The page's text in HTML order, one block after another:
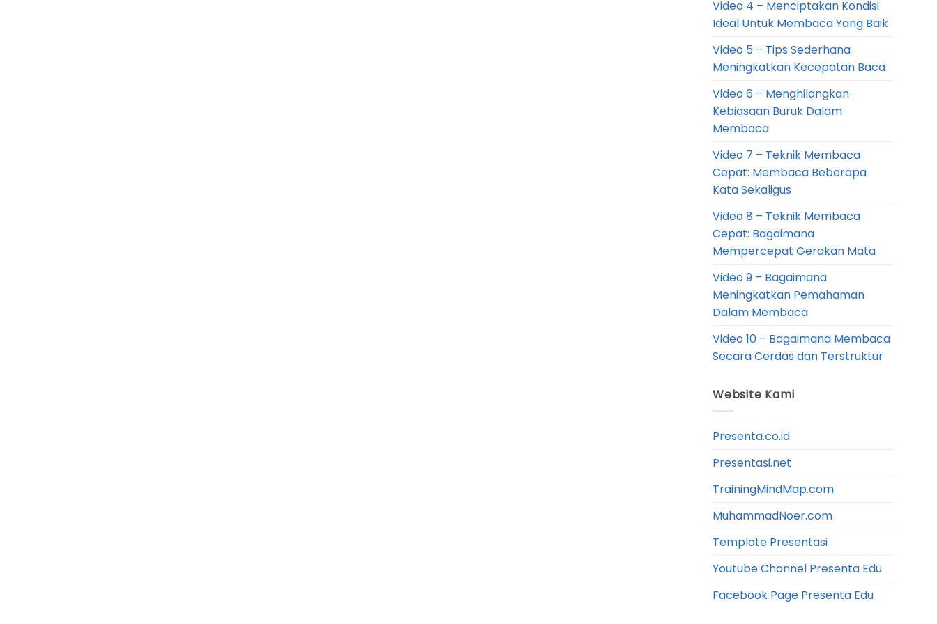
Video 4 – Menciptakan Kondisi
Ideal Untuk Membaca Yang Baik
Video 5 – Tips Sederhana
Meningkatkan Kecepatan Baca
Video 6 – Menghilangkan
Kebiasaan Buruk Dalam
Membaca
Video 7 – Teknik Membaca
Cepat: Membaca Beberapa
Kata Sekaligus
Video 8 – Teknik Membaca
Cepat: Bagaimana
Mempercepat Gerakan Mata
Video 9 – Bagaimana
Meningkatkan Pemahaman
Dalam Membaca
Video 10 – Bagaimana Membaca
Secara Cerdas dan Terstruktur
Website Kami
Presenta.co.id
Presentasi.net
TrainingMindMap.com
MuhammadNoer.com
Template Presentasi
Youtube Channel Presenta Edu
Facebook Page Presenta Edu